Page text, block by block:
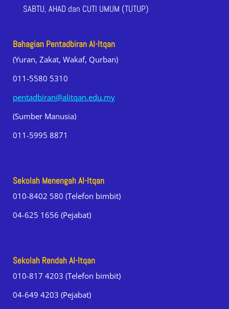
SABTU, AHAD dan CUTI UMUM (TUTUP)
Bahagian Pentadbiran Al-Itqan
(Yuran, Zakat, Wakaf, Qurban)
011-5580 5310
pentadbiran@alitqan.edu.my
(Sumber Manusia)
011-5995 8871
Sekolah Menengah Al-Itqan
010-8402 580 (Telefon bimbit)
04-625 1656 (Pejabat)
Sekolah Rendah Al-Itqan
010-817 4203 (Telefon bimbit)
04-649 4203 (Pejabat)